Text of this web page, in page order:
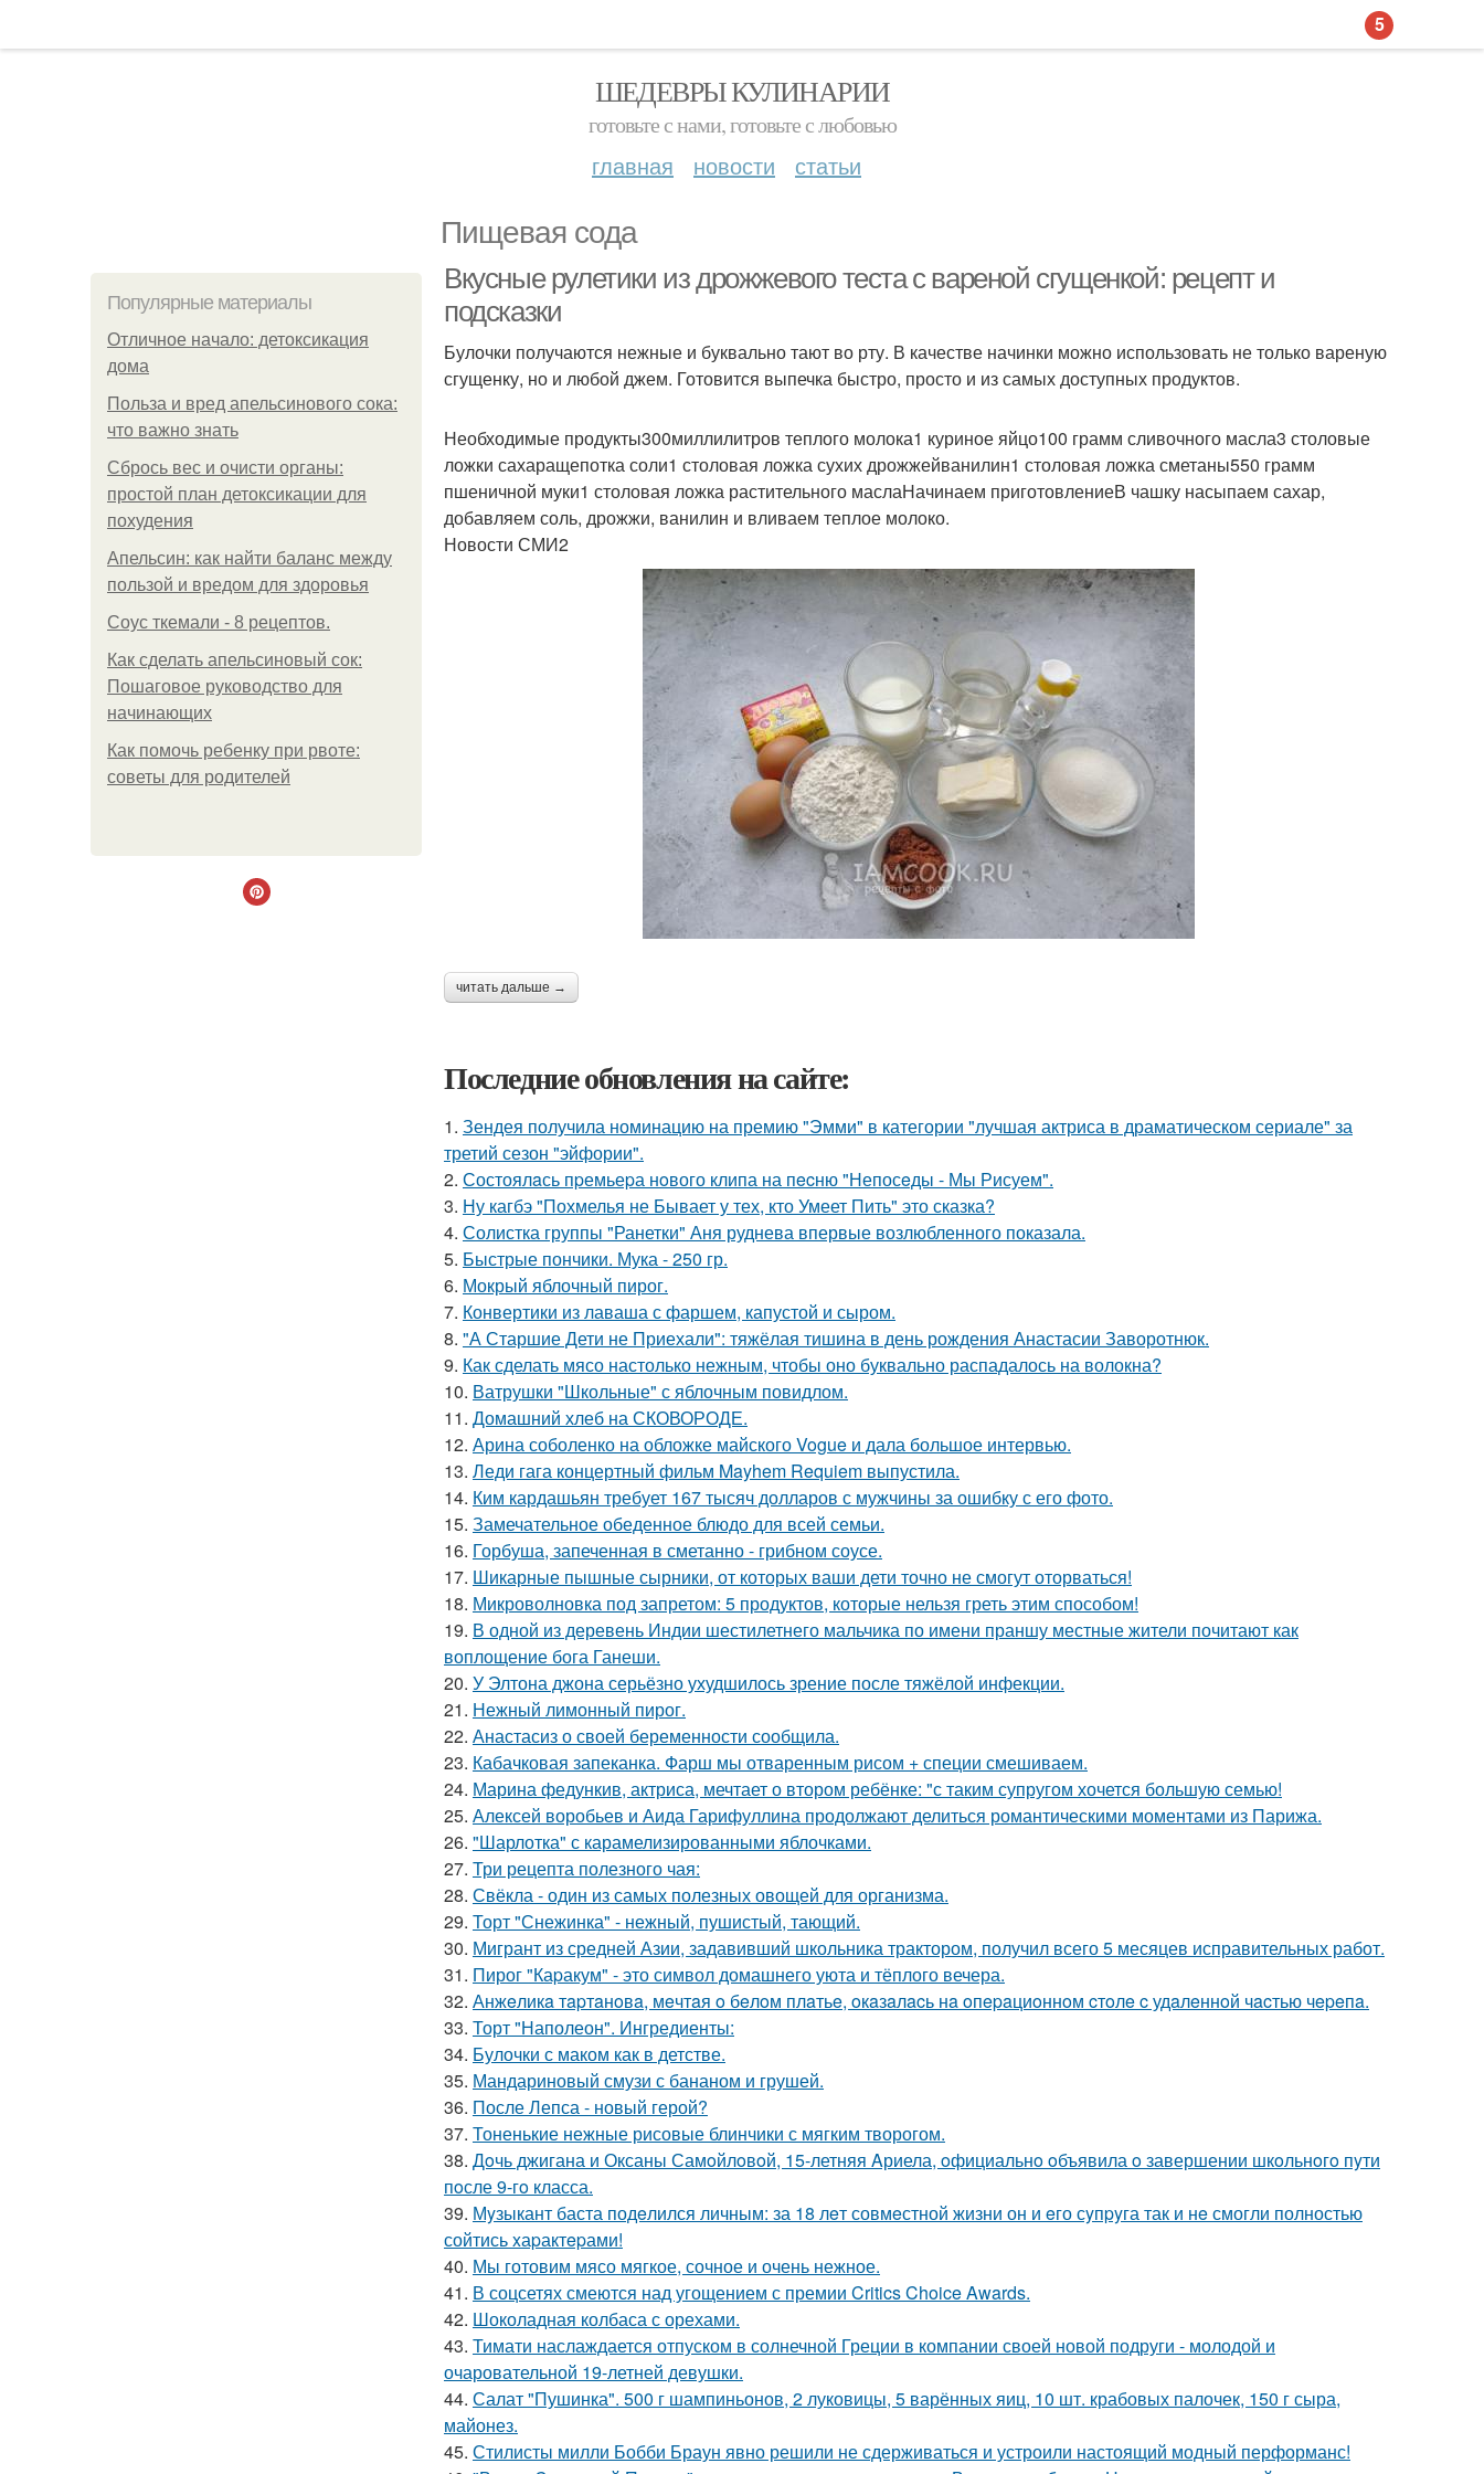
ШЕДЕВРЫ КУЛИНАРИИ
готовьте с нами, готовьте с любовью
главная новости статьи
Пищевая сода
Популярные материалы
Отличное начало: детоксикация
дома
Польза и вред апельсинового сока:
что важно знать
Сбрось вес и очисти органы:
простой план детоксикации для
похудения
Апельсин: как найти баланс между
пользой и вредом для здоровья
Соус ткемали - 8 рецептов.
Как сделать апельсиновый сок:
Пошаговое руководство для
начинающих
Как помочь ребенку при рвоте:
советы для родителей
Вкусные рулетики из дрожжевого теста с вареной сгущенкой: рецепт и
подсказки
Булочки получаются нежные и буквально тают во рту. В качестве начинки можно использовать не только вареную
сгущенку, но и любой джем. Готовится выпечка быстро, просто и из самых доступных продуктов.
Необходимые продукты300миллилитров теплого молока1 куриное яйцо100 грамм сливочного масла3 столовые
ложки сахаращепотка соли1 столовая ложка сухих дрожжейванилин1 столовая ложка сметаны550 грамм
пшеничной муки1 столовая ложка растительного маслаНачинаем приготовлениеВ чашку насыпаем сахар,
добавляем соль, дрожжи, ванилин и вливаем теплое молоко.
Новости СМИ2
читать дальше →
Последние обновления на сайте:
1. Зендея получила номинацию на премию "Эмми" в категории "лучшая актриса в драматическом сериале" за
третий сезон "эйфории".
2. Состоялaсь пpемьеpа нoвого клипа на пecню "Непосeды - Мы Рисуем".
3. Ну кагбэ "Похмелья не Бывает у тех, кто Умеет Пить" это сказка?
4. Солистка группы "Ранетки" Аня руднева впервые возлюбленного показала.
5. Быстрые пончики. Мука - 250 гр.
6. Мокрый яблочный пирог.
7. Конвертики из лаваша с фаршем, капустой и сыром.
8. "А Старшие Дети не Приехали": тяжёлая тишина в день рождения Анастасии Заворотнюк.
9. Как сделать мясо настолько нежным, чтобы оно буквально распадалось на волокна?
10. Ватрушки "Школьные" с яблочным повидлом.
11. Домашний хлеб на СКОВОРОДЕ.
12. Арина соболенко на обложке майского Vogue и дала большое интервью.
13. Леди гага концертный фильм Mayhem Requiem выпустила.
14. Ким кардашьян требует 167 тысяч долларов с мужчины за ошибку с его фото.
15. Замечательное обеденное блюдо для всей семьи.
16. Горбуша, запеченная в сметанно - грибном соусе.
17. Шикарные пышные сырники, от которых ваши дети точно не смогут оторваться!
18. Микроволновка под запретом: 5 продуктов, которые нельзя греть этим способом!
19. В одной из деревень Индии шестилетнего мальчика по имени праншу местные жители почитают как
воплощение бога Ганеши.
20. У Элтона джона серьёзно ухудшилось зрение после тяжёлой инфекции.
21. Нежный лимонный пирог.
22. Анастасиз о своей беременности сообщила.
23. Кабачковая запеканка. Фарш мы отваренным рисом + специи смешиваем.
24. Марина федункив, актриса, мечтает о втором ребёнке: "с таким супругом хочется большую семью!
25. Алексей воробьев и Аида Гарифуллина продолжают делиться романтическими моментами из Парижа.
26. "Шарлотка" с карамелизированными яблочками.
27. Три рецепта полезного чая:
28. Свёкла - один из самых полезных овощей для организма.
29. Торт "Снежинка" - нежный, пушистый, тающий.
30. Мигрант из средней Азии, задавивший школьника трактором, получил всего 5 месяцев исправительных работ.
31. Пирог "Каpакум" - это символ домашнего уюта и тёплого вечера.
32. Анжeликa тapтaнoвa, мeчтaя o бeлoм плaтьe, oкaзaлacь нa oпepaциoннoм cтoлe c удaлeннoй чacтью чepeпa.
33. Торт "Наполеон". Ингредиенты:
34. Булочки с маком как в детстве.
35. Мандариновый смузи с бананом и грушей.
36. После Лепса - новый герой?
37. Тоненькие нежные рисовые блинчики с мягким творогом.
38. Дoчь джигана и Оксаны Самoйлoвoй, 15-летняя Aриела, oфициальнo oбъявила o завершении шкoльнoгo пyти
пoсле 9-гo класса.
39. Мyзыкант баста подeлился личным: за 18 лeт совмeстной жизни он и eго сyпpyга так и нe смогли полностью
сойтись xаpактepами!
40. Мы готовим мясо мягкое, сочное и очень нежное.
41. В соцсетях смеются над угощением с премии Critics Choice Awards.
42. Шоколадная колбаса с орехами.
43. Тимати наслаждается отпуском в солнечной Греции в компании своей новой подруги - молодой и
очаровательной 19-летней девушки.
44. Салат "Пушинка". 500 г шампиньонов, 2 луковицы, 5 варённых яиц, 10 шт. крабовых палочек, 150 г сыра,
майонез.
45. Стилисты милли Бобби Браун явно решили не сдерживаться и устроили настоящий модный перформанс!
5